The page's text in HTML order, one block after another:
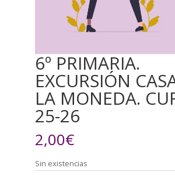
6º PRIMARIA.
EXCURSIÓN
LA MONEDA.
25-26
2,00€
Sin existencias